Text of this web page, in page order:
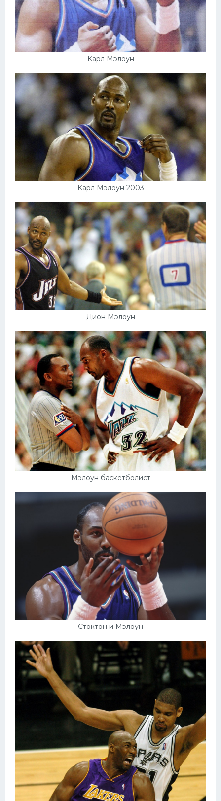
Карл Мэлоун
Карл Мэлоун 2003
Дион Мэлоун
Мэлоун баскетболист
Стоктон и Мэлоун